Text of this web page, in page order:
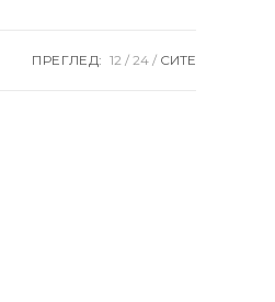
ПРЕГЛЕД: 12 24 СИТЕ